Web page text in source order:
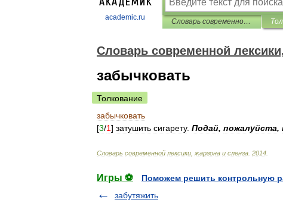
academic.ru Cловарь современной лексики, жаргона и сленга
Cловарь современной
забычковать
Толкование
забычковать
[3/1] затушить сигарету. Подай, пожалуйста,
Cловарь современной лексики жаргона и сленга 2014
Игры ⚽
Поможем решить контрольную
забутяжить